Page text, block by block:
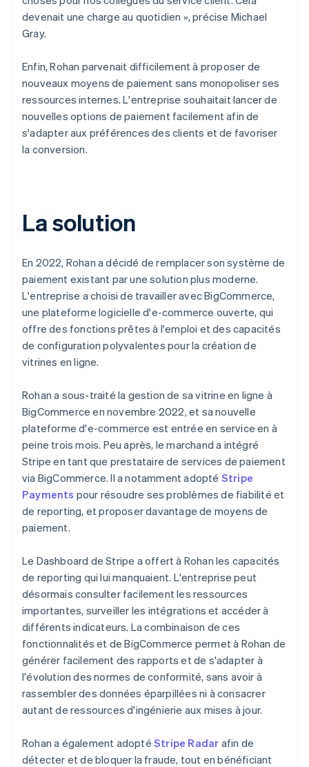
devenait une charge au quotidien », précise Michael
Gray.
Enfin, Rohan parvenait difficilement à proposer de
nouveaux moyens de paiement sans monopoliser ses
ressources internes. L'entreprise souhaitait lancer de
nouvelles options de paiement facilement afin de
s'adapter aux préférences des clients et de favoriser
la conversion.
La solution
En 2022, Rohan a décidé de remplacer son système de
paiement existant par une solution plus moderne.
L'entreprise a choisi de travailler avec BigCommerce,
une plateforme logicielle d'e-commerce ouverte, qui
offre des fonctions prêtes à l'emploi et des capacités
de configuration polyvalentes pour la création de
vitrines en ligne.
Rohan a sous-traité la gestion de sa vitrine en ligne à
BigCommerce en novembre 2022, et sa nouvelle
plateforme d'e-commerce est entrée en service en à
peine trois mois. Peu après, le marchand a intégré
Stripe en tant que prestataire de services de paiement
via BigCommerce. Il a notamment adopté Stripe
Payments pour résoudre ses problèmes de fiabilité et
de reporting, et proposer davantage de moyens de
paiement.
Le Dashboard de Stripe a offert à Rohan les capacités
de reporting qui lui manquaient. L'entreprise peut
désormais consulter facilement les ressources
importantes, surveiller les intégrations et accéder à
différents indicateurs. La combinaison de ces
fonctionnalités et de BigCommerce permet à Rohan de
générer facilement des rapports et de s'adapter à
l'évolution des normes de conformité, sans avoir à
rassembler des données éparpillées ni à consacrer
autant de ressources d'ingénierie aux mises à jour.
Rohan a également adopté Stripe Radar afin de
détecter et de bloquer la fraude, tout en bénéficiant